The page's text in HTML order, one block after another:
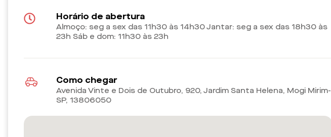
Horário de abertura
Almoço: seg a sex das 11h30 às 14h30 Jantar: seg a sex das 18h30 às
23h Sáb e dom: 11h30 às 23h
Como chegar
Avenida Vinte e Dois de Outubro, 920, Jardim Santa Helena, Mogi Mirim-
SP, 13806050